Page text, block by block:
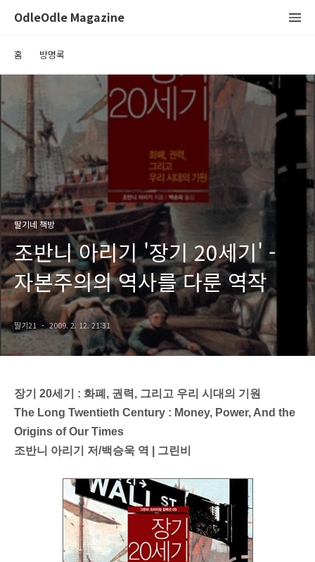
OdleOdle Magazine
홈 방명록
딸기네 책방
조반니 아리기 '장기 20세기' -
자본주의의 역사를 다룬 역작
딸기21 2009. 2. 12. 21:31
장기 20세기 : 화폐, 권력, 그리고 우리 시대의 기원
The Long Twentieth Century : Money, Power, And the
Origins of Our Times
조반니 아리기 저/백승욱 역 | 그린비